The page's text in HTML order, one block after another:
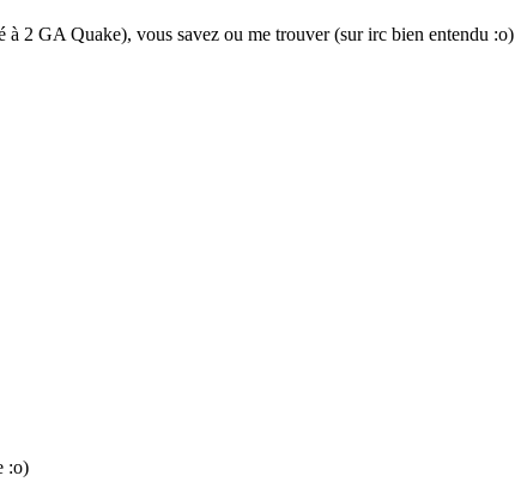
2 GA Quake), vous savez ou me trouver (sur irc bien entendu :o)
:o)